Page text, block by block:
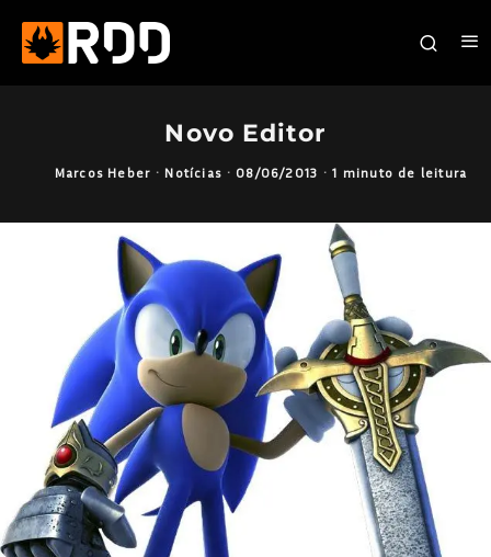
Novo Editor
Marcos Heber · Notícias · 08/06/2013 · 1 minuto de leitura